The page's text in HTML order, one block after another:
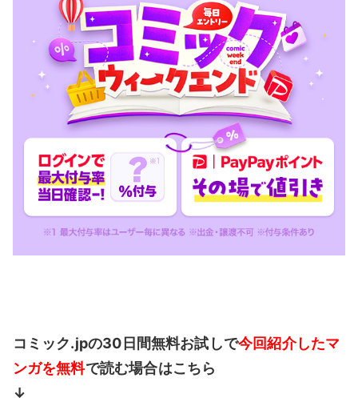
コミック.jpの30日間無料お試しで今回紹介したマ
ンガを無料で読む場合はこちら
↓